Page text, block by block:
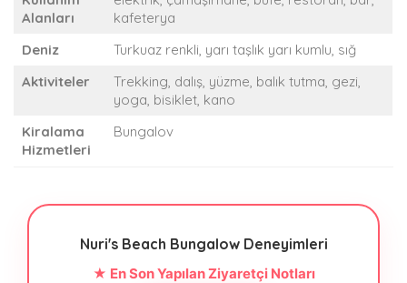
Alanları
kafeterya
Deniz
Turkuaz renkli, yarı taşlık yarı kumlu, sığ
Aktiviteler
Trekking, dalış, yüzme, balık tutma, gezi,
yoga, bisiklet, kano
Kiralama
Hizmetleri
Bungalov
Nuri's Beach Bungalow Deneyimleri
★ En Son Yapılan Ziyaretçi Notları